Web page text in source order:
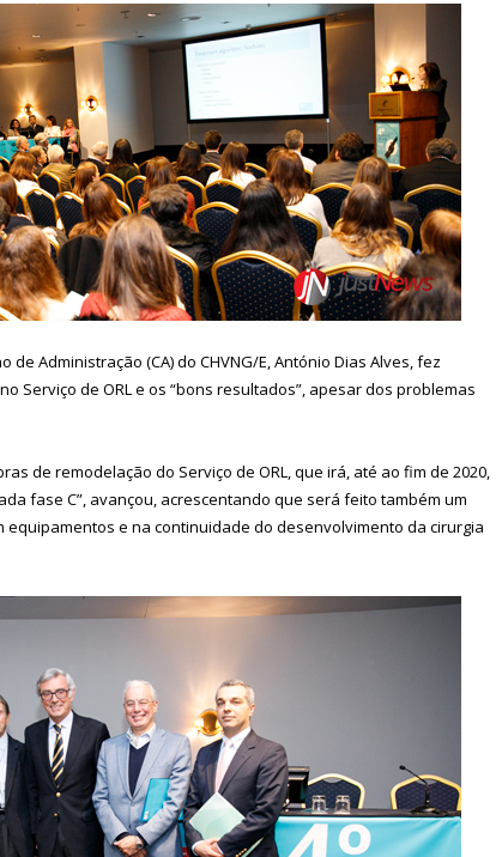
Administração (CA) do CHVNG/E, António Dias Alves, fez
Serviço de ORL e os “bons resultados”, apesar dos problemas
de remodelação do Serviço de ORL, que irá, até ao fim de 2020,
fase C”, avançou, acrescentando que será feito também um
e na continuidade do desenvolvimento da cirurgia